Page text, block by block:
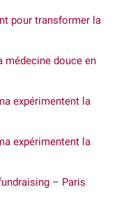
pour transformer la
médecine douce en
expérimentent la
expérimentent la
– Paris